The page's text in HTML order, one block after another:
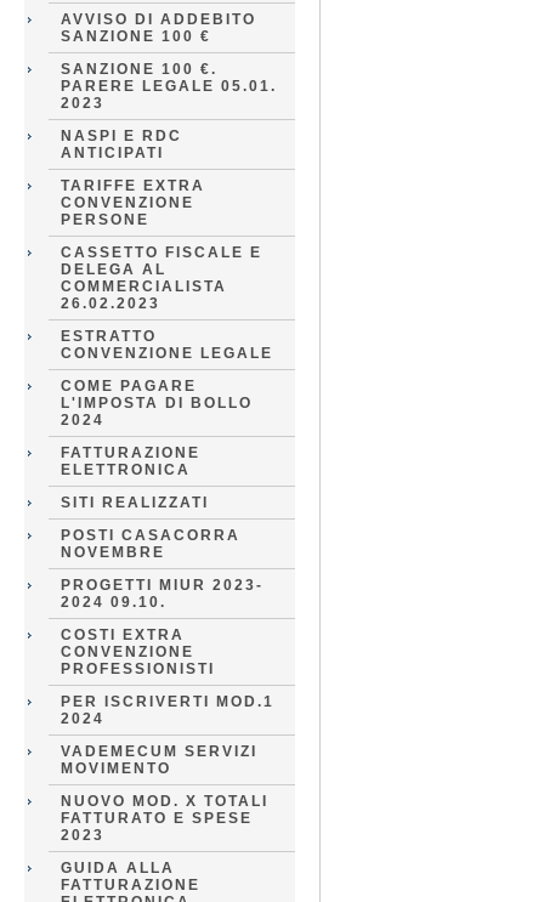
AVVISO DI ADDEBITO
SANZIONE 100 €
SANZIONE 100 €.
PARERE LEGALE 05.01.
2023
NASPI E RDC
ANTICIPATI
TARIFFE EXTRA
CONVENZIONE
PERSONE
CASSETTO FISCALE E
DELEGA AL
COMMERCIALISTA
26.02.2023
ESTRATTO
CONVENZIONE LEGALE
COME PAGARE
L'IMPOSTA DI BOLLO
2024
FATTURAZIONE
ELETTRONICA
SITI REALIZZATI
POSTI CASACORRA
NOVEMBRE
PROGETTI MIUR 2023-
2024 09.10.
COSTI EXTRA
CONVENZIONE
PROFESSIONISTI
PER ISCRIVERTI MOD.1
2024
VADEMECUM SERVIZI
MOVIMENTO
NUOVO MOD. X TOTALI
FATTURATO E SPESE
2023
GUIDA ALLA
FATTURAZIONE